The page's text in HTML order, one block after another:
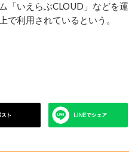
「いえらぶCLOUD」などを運
利用されているという。